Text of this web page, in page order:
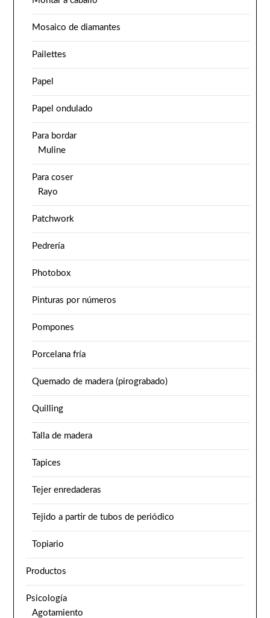
Mosaico de diamantes
Pailettes
Papel
Papel ondulado
Para bordar
Muline
Para coser
Rayo
Patchwork
Pedrería
Photobox
Pinturas por números
Pompones
Porcelana fría
Quemado de madera (pirograbado)
Quilling
Talla de madera
Tapices
Tejer enredaderas
Tejido a partir de tubos de periódico
Topiario
Productos
Psicología
Agotamiento